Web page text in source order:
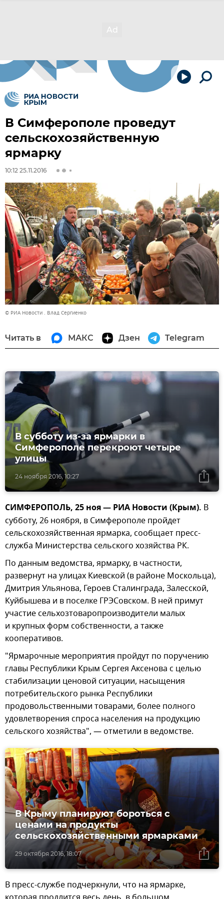
В Симферополе проведут
сельскохозяйственную
ярмарку
10:12 25.11.2016
© РИА Новости . Влад Сергиенко
Читать в МАКС Дзен Telegram
24 ноября 2016, 10:27
В субботу из-за ярмарки в
Симферополе перекроют четыре
улицы
СИМФЕРОПОЛЬ, 25 ноя — РИА Новости (Крым). В
субботу, 26 ноября, в Симферополе пройдет
сельскохозяйственная ярмарка, сообщает пресс-
служба Министерства сельского хозяйства РК.
По данным ведомства, ярмарку, в частности,
развернут на улицах Киевской (в районе Москольца),
Дмитрия Ульянова, Героев Сталинграда, Залесской,
Куйбышева и в поселке ГРЭСовском. В ней примут
участие сельхозтоваропроизводители малых
и крупных форм собственности, а также
кооперативов.
"Ярмарочные мероприятия пройдут по поручению
главы Республики Крым Сергея Аксенова с целью
стабилизации ценовой ситуации, насыщения
потребительского рынка Республики
продовольственными товарами, более полного
удовлетворения спроса населения на продукцию
сельского хозяйства", — отметили в ведомстве.
29 октября 2016, 18:07
В Крыму планируют бороться с
ценами на продукты
сельскохозяйственными ярмарками
В пресс-службе подчеркнули, что на ярмарке,